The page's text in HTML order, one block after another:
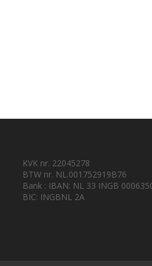
KVK nr. 22045278
BTW nr. NL.001752919B76
Bank : IBAN: NL 33 INGB
BIC: INGBNL 2A